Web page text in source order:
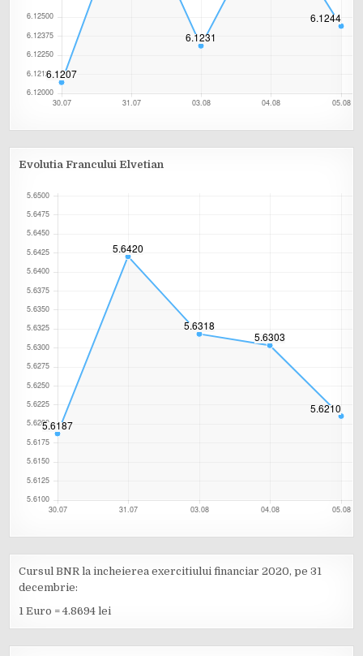
Evolutia Francului Elvetian
Cursul BNR la incheierea exercitiului financiar 2020, pe 31
decembrie:
1 Euro = 4.8694 lei